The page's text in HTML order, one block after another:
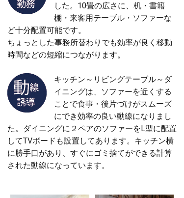
した。10畳の広さに、机・書籍
棚・来客用テーブル・ソファーな
ど十分配置可能です。
ちょっとした事務所替わりでも効率が良く移動
時間などの短縮につながります。
キッチン～リビングテーブル～ダ
イニングは、ソファーを近くする
ことで食事・後片づけがスムーズ
にでき効率の良い動線になりまし
た。ダイニングに２ペアのソファーをL型に配置
してTVボードも設置してあります。キッチン横
に勝手口があり、すぐにゴミ捨てができる計算
された動線になっています。